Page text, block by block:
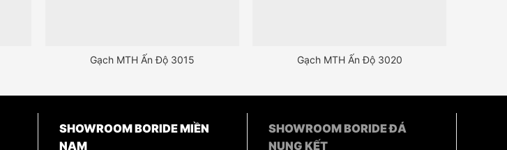
Gạch MTH Ấn Độ 3015 Gạch MTH Ấn Độ 3020
SHOWROOM BORIDE MIỀN
NAM
SHOWROOM BORIDE ĐÁ
NUNG KẾT